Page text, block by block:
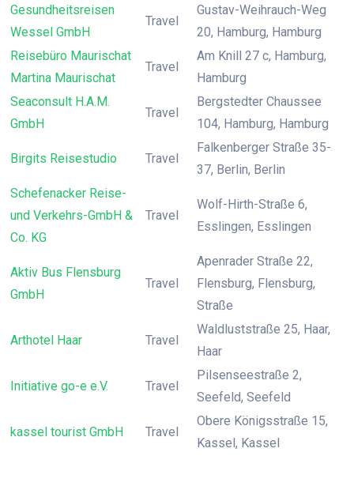
Gesundheitsreisen
Wessel GmbH
Travel
Gustav-Weihrauch-Weg
20, Hamburg, Hamburg
Reisebüro Maurischat
Martina Maurischat
Travel
Am Knill 27 c, Hamburg,
Hamburg
Seaconsult H.A.M.
GmbH
Travel
Bergstedter Chaussee
104, Hamburg, Hamburg
Birgits Reisestudio Travel
Falkenberger Straße 35-
37, Berlin, Berlin
Schefenacker Reise-
und Verkehrs-GmbH &
Co. KG
Travel
Wolf-Hirth-Straße 6,
Esslingen, Esslingen
Aktiv Bus Flensburg
GmbH
Travel
Apenrader Straße 22,
Flensburg, Flensburg,
Straße
Arthotel Haar Travel
Waldluststraße 25, Haar,
Haar
Initiative go-e e.V. Travel
Pilsenseestraße 2,
Seefeld, Seefeld
kassel tourist GmbH Travel
Obere Königsstraße 15,
Kassel, Kassel